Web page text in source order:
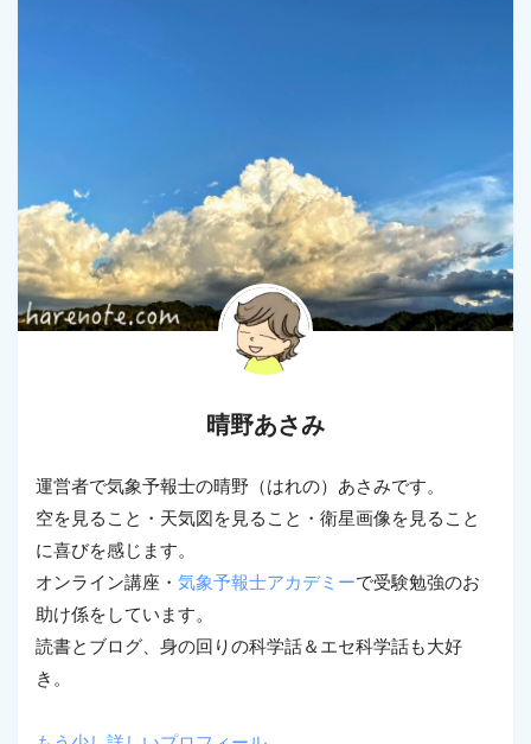
晴野あさみ
運営者で気象予報士の晴野（はれの）あさみです。
空を見ること・天気図を見ること・衛星画像を見ること
に喜びを感じます。
オンライン講座・ 気象予報士アカデミーで受験勉強のお
助け係をしています。
読書とブログ、身の回りの科学話＆エセ科学話も大好
き。